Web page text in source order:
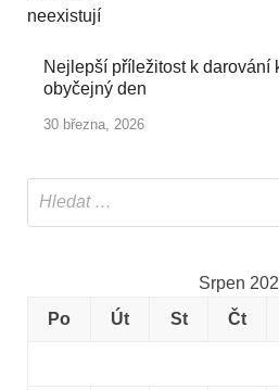
Nejlepší příležitost k darování
obyčejný den
30 března, 2026
Srpen
Po
Út St Čt